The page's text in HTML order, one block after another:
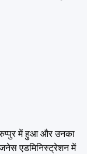
में हुआ और उनका
एडमिनिस्ट्रेशन में